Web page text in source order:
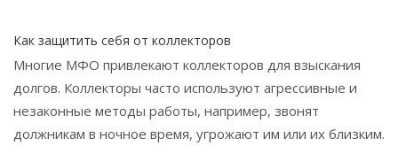
Как защитить себя от коллекторов
Многие МФО привлекают коллекторов для взыскания
долгов. Коллекторы часто используют агрессивные и
незаконные методы работы, например, звонят
должникам в ночное время, угрожают им или их близким.